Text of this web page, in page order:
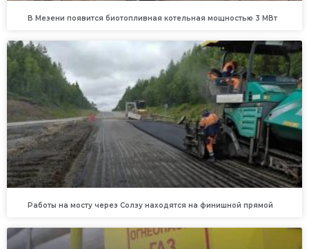
В Мезени появится биотопливная котельная мощностью 3 МВт
Работы на мосту через Солзу находятся на финишной прямой